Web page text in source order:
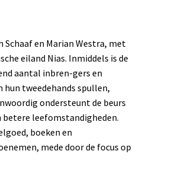
Schaaf en Marian Westra, met
eiland Nias. Inmiddels is de
aantal inbren-gers en
hun tweedehands spullen,
ondersteunt de beurs
betere leefomstandigheden.
boeken en
mede door de focus op